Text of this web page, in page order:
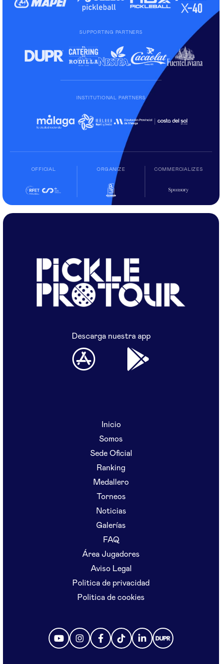
SUPPORTING PARTNERS
INSTITUTIONAL PARTNERS
OFFICIAL ORGANIZE COMMERCIALIZES
Descarga nuestra app
Inicio
Somos
Sede Oficial
Ranking
Medallero
Torneos
Noticias
Galerías
FAQ
Área Jugadores
Aviso Legal
Politica de privacidad
Politica de cookies